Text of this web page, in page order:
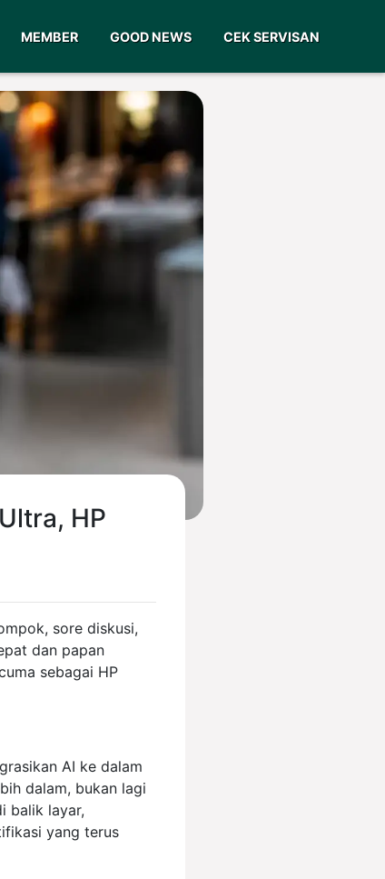
MEMBER GOOD NEWS CEK SERVISAN
HP
sore diskusi,
dan papan
sebagai HP
AI ke dalam
dalam, bukan lagi
balik layar,
yang terus